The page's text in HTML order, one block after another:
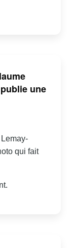
une
qui fait